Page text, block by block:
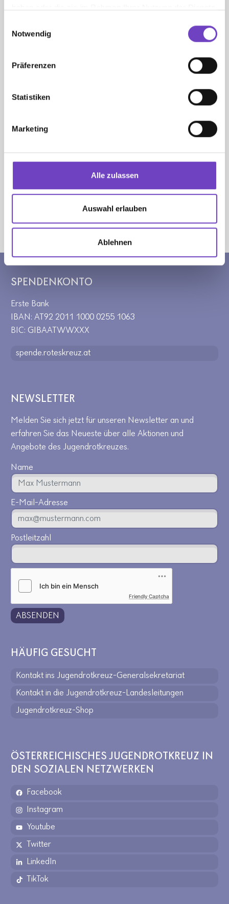
Notwendig
Präferenzen
Statistiken
Marketing
Alle zulassen
Auswahl erlauben
Ablehnen
Im Jugend­ma­gazin Spot erklären wir
Konflikts. Vorab zu lesen auf cyber-
Unsere Dilem­ma­ge­schichten regen
zum Nach­denken an und vermit­teln
Werte anhand lebens­naher Erzäh­
lungen.
WERTEBILDUNG
Jugendrotkreuz Home
SPENDENKONTO
Erste Bank
IBAN: AT92 2011 1000 0255 1063
BIC: GIBAATWWXXX
spende.roteskreuz.at
NEWSLETTER
Melden Sie sich jetzt für unseren Newsletter an und
erfahren Sie das Neueste über alle Aktionen und
Angebote des Jugendrotkreuzes.
Name
E-Mail-Adresse
Postleitzahl
Friendly Captcha
ABSENDEN
HÄUFIG GESUCHT
Kontakt ins Jugendrotkreuz-Generalsekretariat
Kontakt in die Jugendrotkreuz-Landesleitungen
Jugendrotkreuz-Shop
ÖSTERREICHISCHES JUGENDROTKREUZ IN
DEN SOZIALEN NETZWERKEN
Facebook
Instagram
Youtube
Twitter
LinkedIn
TikTok